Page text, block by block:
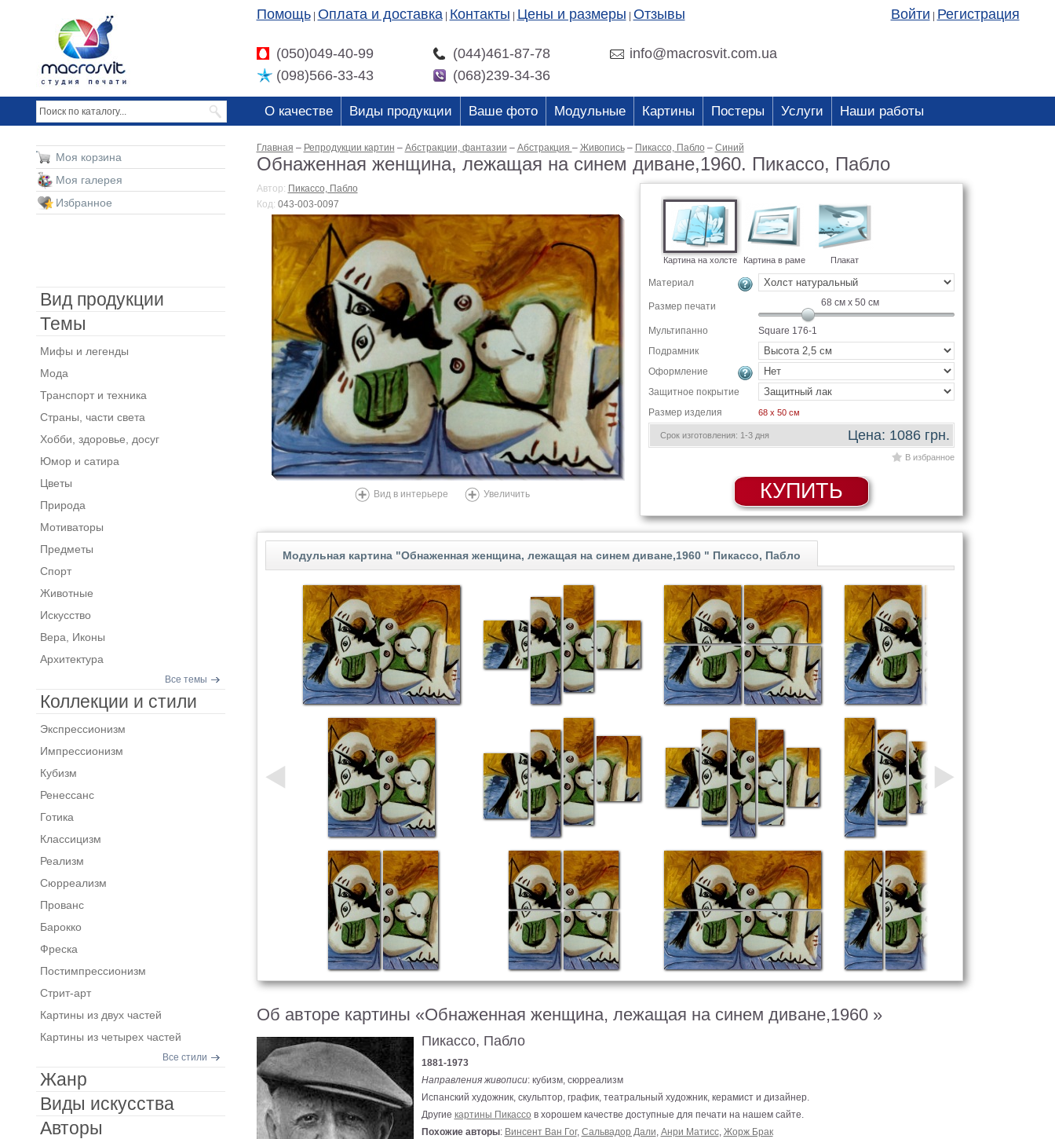
Помощь Оплата и доставка Контакты Цены и размеры Отзывы Войти Регистрация
(050)049-40-99 (044)461-87-78
info@macrosvit.com.ua
(098)566-33-43
(068)239-34-36
О качестве Виды продукции Ваше фото Модульные Картины Постеры Услуги Наши работы
Главная – Репродукции картин – Абстракции, фантазии – Абстракция – Живопись – Пикассо, Пабло – Синий
Обнаженная женщина, лежащая на синем диване,1960. Пикассо, Пабло
Автор: Пикассо, Пабло
Код: 043-003-0097
Вид в интерьере Увеличить
Картина на холсте Картина в раме Плакат
Материал
Размер печати 68 см x 50см
Мультипанно
Square 176-1
Подрамник
Оформление
Защитное покрытие
Размер изделия
68 x 50 см
Срок изготовления: 1-3 дня Цена: 1086 грн.
В избранное
КУПИТЬ
Модульная картина "Обнаженная женщина, лежащая на синем диване,1960 " Пикассо, Пабло
Об авторе картины «Обнаженная женщина, лежащая на синем диване,1960 »
Пикассо, Пабло
1881-1973
Направления живописи: кубизм, сюрреализм
Испанский художник, скульптор, график, театральный художник, керамист и дизайнер.
Другие картины Пикассо в хорошем качестве доступные для печати на нашем сайте.
Похожие авторы: Винсент Ван Гог, Сальвадор Дали, Анри Матисс, Жорж Брак
Моя корзина
Моя галерея
Избранное
Вид продукции
Темы
Мифы и легенды
Мода
Транспорт и техника
Страны, части света
Хобби, здоровье, досуг
Юмор и сатира
Цветы
Природа
Мотиваторы
Предметы
Спорт
Животные
Искусство
Вера, Иконы
Архитектура
Все темы
Коллекции и стили
Экспрессионизм
Импрессионизм
Кубизм
Ренессанс
Готика
Классицизм
Реализм
Сюрреализм
Прованс
Барокко
Фреска
Постимпрессионизм
Стрит-арт
Картины из двух частей
Картины из четырех частей
Все стили
Жанр
Виды искусства
Авторы